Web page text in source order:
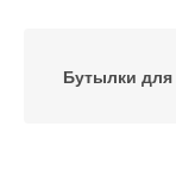
Бутылки для